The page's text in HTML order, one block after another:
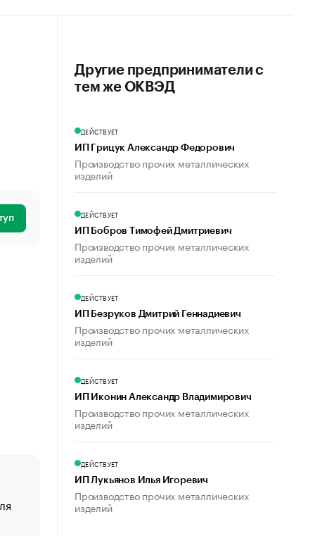
«От спорта тело стареет иначе». Как живет глава
создавшей GTA
Другие предприниматели с
тем же ОКВЭД
ДЕЙСТВУЕТ
ИП Грицук Александр Федорович
Производство прочих металлических
изделий
ДЕЙСТВУЕТ
ИП Бобров Тимофей Дмитриевич
Производство прочих металлических
изделий
ДЕЙСТВУЕТ
ИП Безруков Дмитрий Геннадиевич
Производство прочих металлических
изделий
ДЕЙСТВУЕТ
ИП Иконин Александр Владимирович
Производство прочих металлических
изделий
ДЕЙСТВУЕТ
ИП Лукьянов Илья Игоревич
Производство прочих металлических
изделий